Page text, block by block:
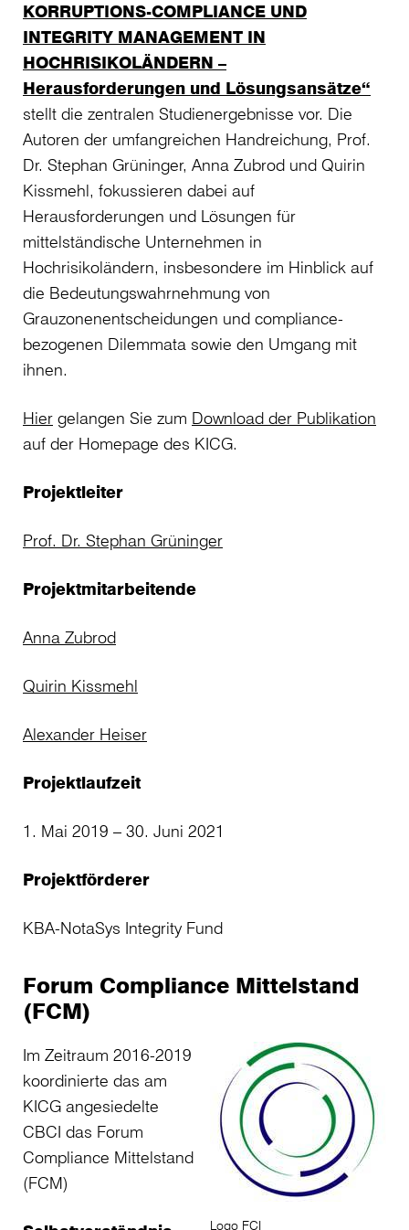
KORRUPTIONS-COMPLIANCE UND
INTEGRITY MANAGEMENT IN
HOCHRISIKOLÄNDERN –
Herausforderungen und Lösungsansätze“
stellt die zentralen Studienergebnisse vor. Die
Autoren der umfangreichen Handreichung, Prof.
Dr. Stephan Grüninger, Anna Zubrod und Quirin
Kissmehl, fokussieren dabei auf
Herausforderungen und Lösungen für
mittelständische Unternehmen in
Hochrisikoländern, insbesondere im Hinblick auf
die Bedeutungswahrnehmung von
Grauzonenentscheidungen und compliance-
bezogenen Dilemmata sowie den Umgang mit
ihnen.
Hier gelangen Sie zum Download der Publikation
auf der Homepage des KICG.
Projektleiter
Prof. Dr. Stephan Grüninger
Projektmitarbeitende
Anna Zubrod
Quirin Kissmehl
Alexander Heiser
Projektlaufzeit
1. Mai 2019 – 30. Juni 2021
Projektförderer
KBA-NotaSys Integrity Fund
Forum Compliance Mittelstand
(FCM)
Logo FCI
Im Zeitraum 2016-2019
koordinierte das am
KICG angesiedelte
CBCI das Forum
Compliance Mittelstand
(FCM)